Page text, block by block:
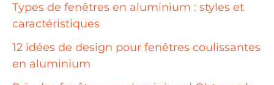
Types de fenêtres en aluminium : styles et
caractéristiques
12 idées de design pour fenêtres coulissantes
en aluminium